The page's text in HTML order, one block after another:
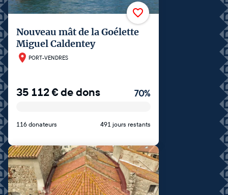
Nouveau mât de la Goélette
Miguel Caldentey
PORT-VENDRES
35 112€de dons 70%
116 donateurs 491 jours restants